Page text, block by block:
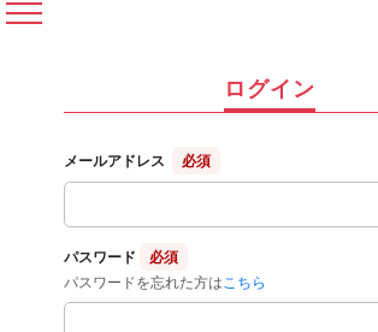
ログイン
メールアドレス 必須
パスワード
必須
パスワードを忘れた方は こちら